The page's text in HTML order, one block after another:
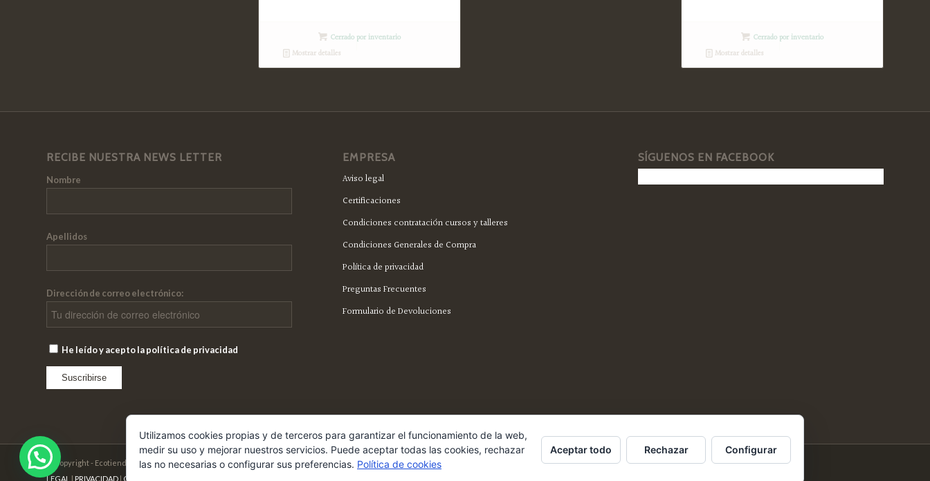
Cerrado por inventario
Mostrar detalles
Cerrado por inventario
Mostrar detalles
RECIBE NUESTRA NEWS LETTER
Nombre
Apellidos
Dirección de correo electrónico:
He leído y acepto la política de privacidad
EMPRESA
Aviso legal
Certificaciones
Condiciones contratación cursos y talleres
Condiciones Generales de Compra
Política de privacidad
Preguntas Frecuentes
Formulario de Devoluciones
SÍGUENOS EN FACEBOOK
© Copyright - Ecotienda Cibeles
LEGAL | PRIVACIDAD | COOKIES
Utilizamos cookies propias y de terceros para garantizar el funcionamiento de la web,
medir su uso y mejorar nuestros servicios. Puede aceptar todas las cookies, rechazar
las no necesarias o configurar sus preferencias. Política de cookies
Aceptar todo Rechazar Configurar